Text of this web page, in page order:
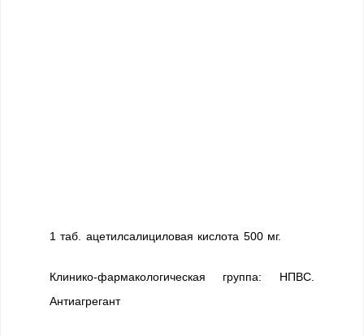
1 таб. ацетилсалициловая кислота 500 мг.
Клинико-фармакологическая группа: НПВС.
Антиагрегант